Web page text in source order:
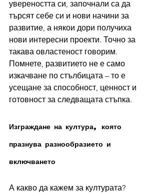
увереността си, започнали са да
търсят себе си и нови начини за
развитие, а някои дори получиха
нови интересни проекти. Точно за
такава овластеност говорим.
Помнете, развитието не е само
изкачване по стълбицата – то е
усещане за способност, ценност и
готовност за следващата стъпка.
Изграждане на култура, която
празнува разнообразието и
включването
А какво да кажем за културата?